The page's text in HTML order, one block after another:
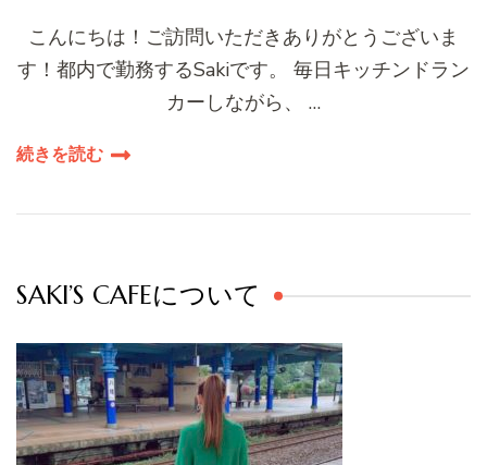
こんにちは！ご訪問いただきありがとうございま
す！都内で勤務するSakiです。 毎日キッチンドラン
カーしながら、 …
続きを読む
SAKI’S CAFEについて